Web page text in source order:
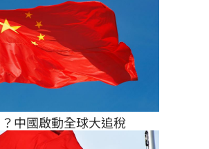
中國啟動全球大追稅